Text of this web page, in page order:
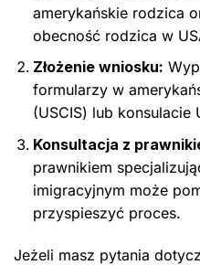
amerykańskie rodzica
obecność rodzica w
Złożenie wniosku:
formularzy w
(USCIS) lub konsulacie
Konsultacja z
prawnikiem
imigracyjnym może
przyspieszyć proces.
Jeżeli masz pytania